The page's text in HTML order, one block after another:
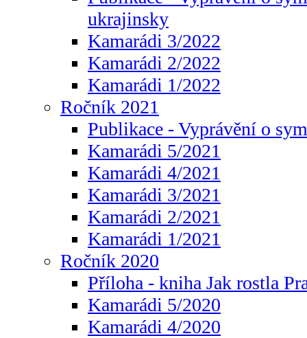
ukrajinsky
Kamarádi 3/2022
Kamarádi 2/2022
Kamarádi 1/2022
Ročník 2021
Publikace - Vyprávění o
Kamarádi 5/2021
Kamarádi 4/2021
Kamarádi 3/2021
Kamarádi 2/2021
Kamarádi 1/2021
Ročník 2020
Příloha - kniha Jak rostla
Kamarádi 5/2020
Kamarádi 4/2020